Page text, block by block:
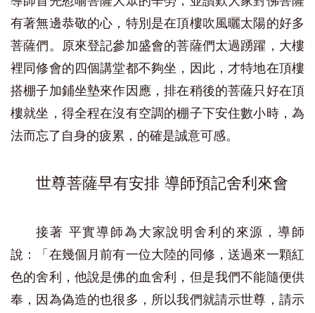
有著無邊恭敬的心，特別是在頂樓吹風曬太陽的好多
菩薩們。原來登記參加盛會的菩薩們太過踴躍，大樓
裡同修會的四個講堂都不夠坐，因此，才特地在頂樓
搭棚子加鋪坐墊來作因應，排在稍後的菩薩只好在頂
樓就坐，得全程在沒有空調的棚子下安住數小時，為
法而忘了自身的疲累，的確是誠意可感。
世尊菩薩早有安排 導師預記舍利來會
接著 平實導師為大家說明舍利的來源，導師
說：「在幾個月前有一位大陸的同修，送過來一顆紅
色的舍利，他說是佛的血舍利，但是我們不能隨便供
奉，因為偽造的也很多，所以我們就請示世尊，請示